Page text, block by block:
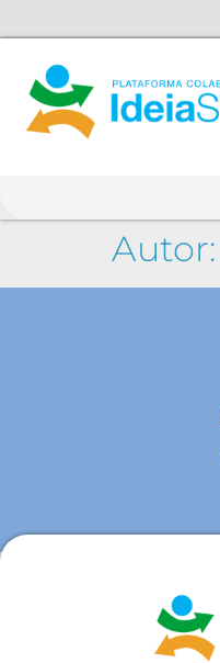
Autor: